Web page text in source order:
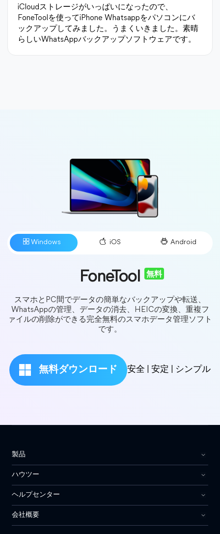
iCloudストレージがいっぱいになったので、
FoneToolを使ってiPhone Whatsappをパソコンにバ
ックアップしてみました。うまくいきました。素晴
らしいWhatsAppバックアップソフトウェアです。
FoneTool 無料
スマホとPC間でデータの簡単なバックアップや転送、
WhatsAppの管理、データの消去、HEICの変換、重複フ
ァイルの削除ができる完全無料のスマホデータ管理ソフト
です。
無料ダウンロード 安全 | 安定 | シンプル
製品
ハウツー
ヘルプセンター
会社概要